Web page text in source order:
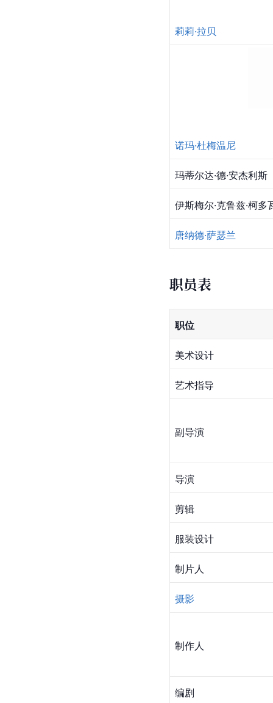
莉莉·拉贝
诺玛·杜梅温尼
玛蒂尔达·德·安杰利斯
伊斯梅尔·克鲁兹·柯多
唐纳德·萨瑟兰
职员表
职位
美术设计
艺术指导
副导演
导演
剪辑
服装设计
制片人
摄影
制作人
编剧